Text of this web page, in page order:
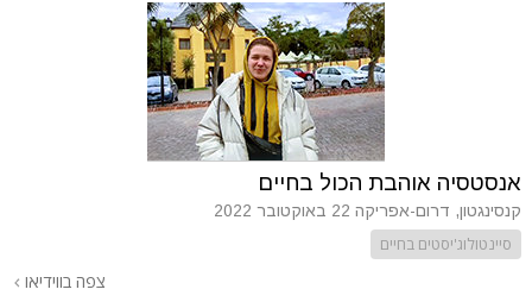
אנסטסיה אוהבת הכול בחיים
קנסינגטון, דרום-אפריקה 22 באוקטובר 2022
סיינטולוג'יסטים בחיים
צפה בווידיאו